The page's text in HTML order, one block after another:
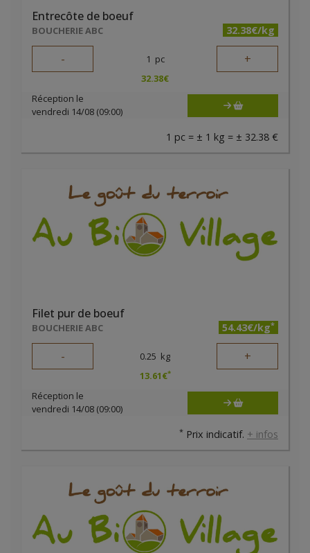
Entrecôte de boeuf
BOUCHERIE ABC 32.38€/kg
- 1 pc +
32.38€
Réception le
vendredi 14/08 (09:00)
1 pc = ± 1 kg = ± 32.38 €
Filet pur de boeuf
BOUCHERIE ABC 54.43€/kg*
- 0.25 kg +
13.61€*
Réception le
vendredi 14/08 (09:00)
* Prix indicatif. + infos